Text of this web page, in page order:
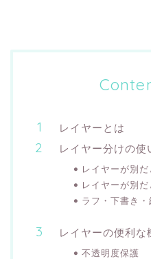
レイヤーとは
レイヤー分けの使
レイヤーが別
レイヤーが別
ラフ・下書き・
レイヤーの便利な
不透明度保護